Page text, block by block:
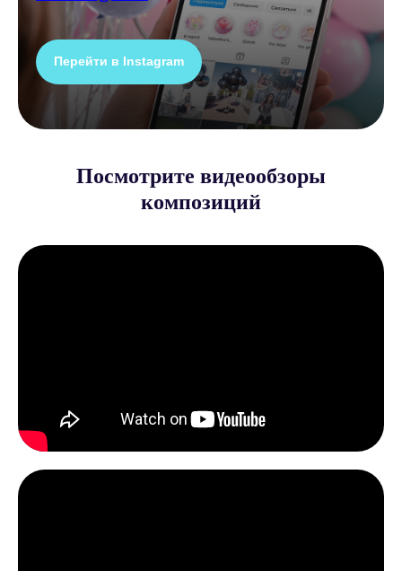
Перейти в Instagram
Посмотрите видеообзоры
композиций